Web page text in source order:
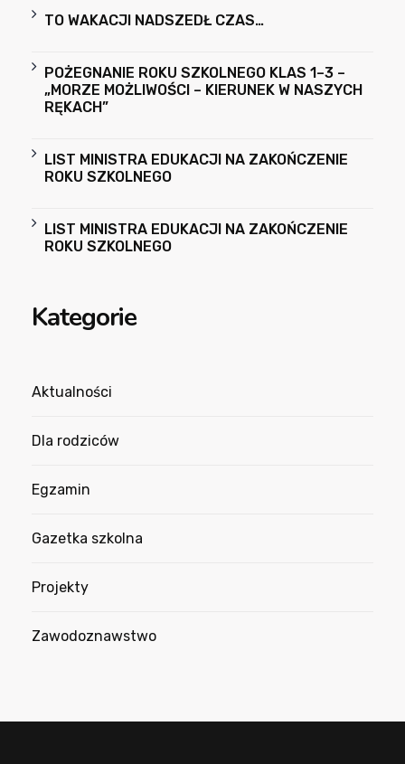
TO WAKACJI NADSZEDŁ CZAS…
POŻEGNANIE ROKU SZKOLNEGO KLAS 1–3 –
„MORZE MOŻLIWOŚCI – KIERUNEK W NASZYCH
RĘKACH”
LIST MINISTRA EDUKACJI NA ZAKOŃCZENIE
ROKU SZKOLNEGO
LIST MINISTRA EDUKACJI NA ZAKOŃCZENIE
ROKU SZKOLNEGO
Kategorie
Aktualności
Dla rodziców
Egzamin
Gazetka szkolna
Projekty
Zawodoznawstwo